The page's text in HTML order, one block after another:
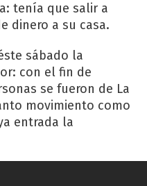
tenía que salir a
dinero a su casa.
sábado la
con el fin de
se fueron de La
movimiento como
entrada la